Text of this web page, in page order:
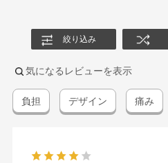
絞り込み
気になるレビューを表示
負担 デザイン 痛み